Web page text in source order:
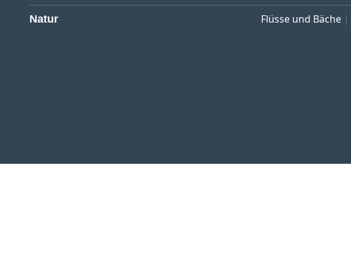
Natur Flüsse und Bäche